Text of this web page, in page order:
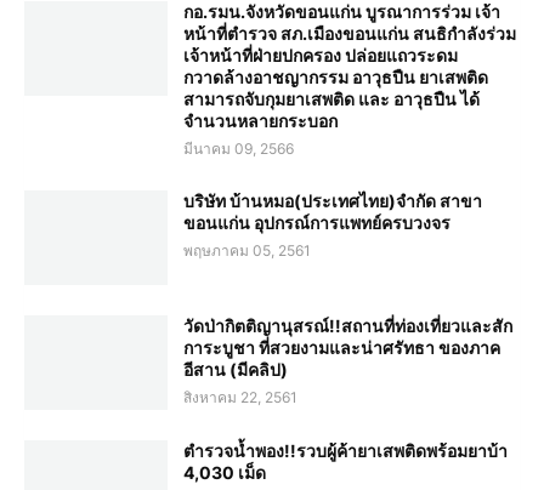
กอ.รมน.จังหวัดขอนแก่น บูรณาการร่วม เจ้า
หน้าที่ตำรวจ สภ.เมืองขอนแก่น สนธิกำลังร่วม
เจ้าหน้าที่ฝ่ายปกครอง ปล่อยแถวระดม
กวาดล้างอาชญากรรม อาวุธปืน ยาเสพติด
สามารถจับกุมยาเสพติด และ อาวุธปืน ได้
จำนวนหลายกระบอก
มีนาคม 09, 2566
บริษัท บ้านหมอ(ประเทศไทย)จำกัด สาขา
ขอนแก่น อุปกรณ์การแพทย์ครบวงจร
พฤษภาคม 05, 2561
วัดป่ากิตติญานุสรณ์!!สถานที่ท่องเที่ยวและสัก
การะบูชา ที่สวยงามและน่าศรัทธา ของภาค
อีสาน (มีคลิป)
สิงหาคม 22, 2561
ตำรวจน้ำพอง!!รวบผู้ค้ายาเสพติดพร้อมยาบ้า
4,030 เม็ด